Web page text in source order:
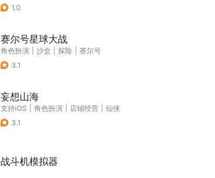
1.0
赛尔号星球大战
角色扮演 沙盒 探险
赛尔号
3.1
妄想山海
支持iOS 角色扮演 店铺经营
仙侠
3.1
战斗机模拟器